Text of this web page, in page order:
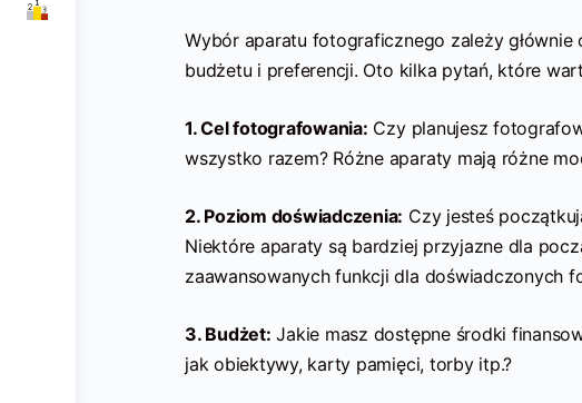
Wybór aparatu fotograficznego zależy
budżetu i preferencji. Oto kilka pytań, które
1. Cel fotografowania: Czy planujesz
wszystko razem? Różne aparaty mają różne
2. Poziom doświadczenia: Czy jesteś
Niektóre aparaty są bardziej przyjazne dla
zaawansowanych funkcji dla doświadczonych
3. Budżet: Jakie masz dostępne środki
jak obiektywy, karty pamięci, torby itp.?